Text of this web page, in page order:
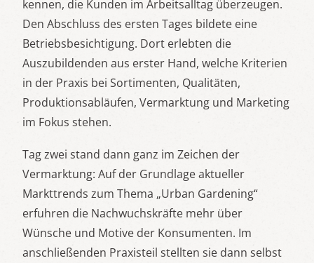
kennen, die Kunden im Arbeitsalltag überzeugen.
Den Abschluss des ersten Tages bildete eine
Betriebsbesichtigung. Dort erlebten die
Auszubildenden aus erster Hand, welche Kriterien
in der Praxis bei Sortimenten, Qualitäten,
Produktionsabläufen, Vermarktung und Marketing
im Fokus stehen.
Tag zwei stand dann ganz im Zeichen der
Vermarktung: Auf der Grundlage aktueller
Markttrends zum Thema „Urban Gardening“
erfuhren die Nachwuchskräfte mehr über
Wünsche und Motive der Konsumenten. Im
anschließenden Praxisteil stellten sie dann selbst